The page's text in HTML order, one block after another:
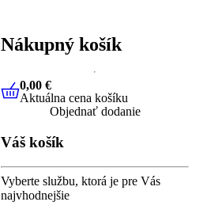
Nákupný košík
0,00 €Aktuálna cena košíku
0,00 €
Aktuálna cena košíku
Objednať dodanie
Váš košík
Vyberte službu, ktorá je pre Vás
najvhodnejšie